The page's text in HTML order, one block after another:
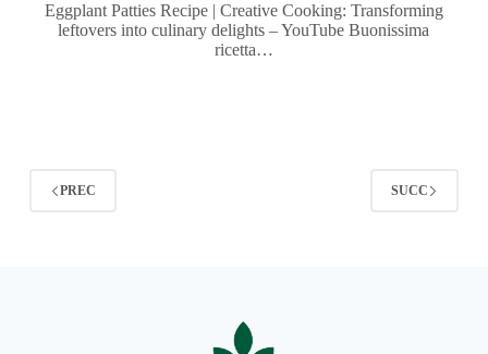
Eggplant Patties Recipe | Creative Cooking: Transforming
leftovers into culinary delights – YouTube Buonissima
ricetta…
PREC SUCC